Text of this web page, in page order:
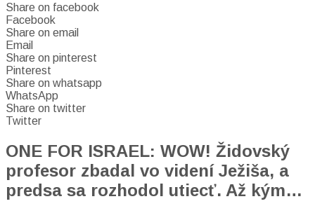
Share on facebook
Facebook
Share on email
Email
Share on pinterest
Pinterest
Share on whatsapp
WhatsApp
Share on twitter
Twitter
ONE FOR ISRAEL: WOW! Židovský
profesor zbadal vo videní Ježiša, a
predsa sa rozhodol utiecť. Až kým…